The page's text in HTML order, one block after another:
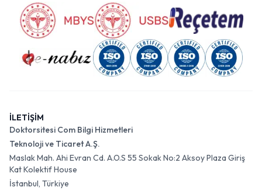
İLETİŞİM
Doktorsitesi Com Bilgi Hizmetleri
Teknoloji ve Ticaret A.Ş.
Maslak Mah. Ahi Evran Cd. A.O.S 55 Sokak No:2 Aksoy Plaza Giriş
Kat Kolektif House
İstanbul, Türkiye